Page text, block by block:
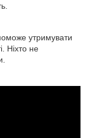
утримувати
Ніхто не